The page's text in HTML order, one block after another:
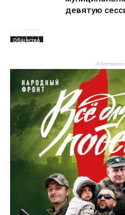
Общество
девятую
-